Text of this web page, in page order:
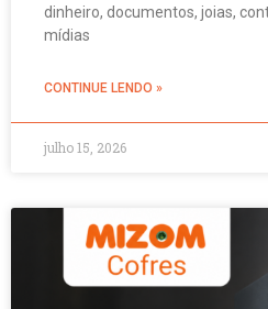
dinheiro, documentos, joias,
mídias
CONTINUE LENDO »
julho 15, 2026